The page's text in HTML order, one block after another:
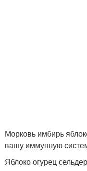
Морковь имбирь
вашу иммунную
Яблоко огурец